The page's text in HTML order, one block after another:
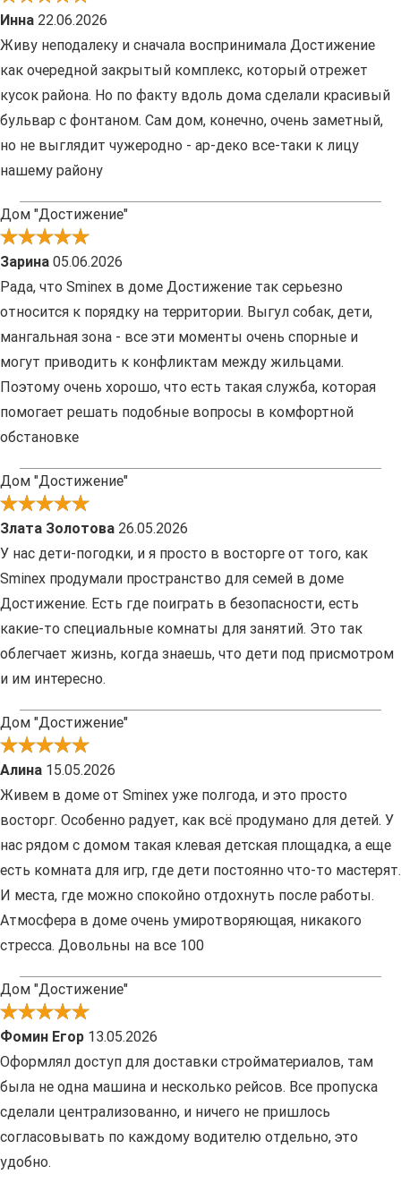
Инна 22.06.2026
Живу неподалеку и сначала воспринимала Достижение
как очередной закрытый комплекс, который отрежет
кусок района. Но по факту вдоль дома сделали красивый
бульвар с фонтаном. Сам дом, конечно, очень заметный,
но не выглядит чужеродно - ар-деко все-таки к лицу
нашему району
Дом "Достижение"
Зарина 05.06.2026
Рада, что Sminex в доме Достижение так серьезно
относится к порядку на территории. Выгул собак, дети,
мангальная зона - все эти моменты очень спорные и
могут приводить к конфликтам между жильцами.
Поэтому очень хорошо, что есть такая служба, которая
помогает решать подобные вопросы в комфортной
обстановке
Дом "Достижение"
Злата Золотова 26.05.2026
У нас дети-погодки, и я просто в восторге от того, как
Sminex продумали пространство для семей в доме
Достижение. Есть где поиграть в безопасности, есть
какие-то специальные комнаты для занятий. Это так
облегчает жизнь, когда знаешь, что дети под присмотром
и им интересно.
Дом "Достижение"
Алина 15.05.2026
Живем в доме от Sminex уже полгода, и это просто
восторг. Особенно радует, как всё продумано для детей. У
нас рядом с домом такая клевая детская площадка, а еще
есть комната для игр, где дети постоянно что-то мастерят.
И места, где можно спокойно отдохнуть после работы.
Атмосфера в доме очень умиротворяющая, никакого
стресса. Довольны на все 100
Дом "Достижение"
Фомин Егор 13.05.2026
Оформлял доступ для доставки стройматериалов, там
была не одна машина и несколько рейсов. Все пропуска
сделали централизованно, и ничего не пришлось
согласовывать по каждому водителю отдельно, это
удобно.